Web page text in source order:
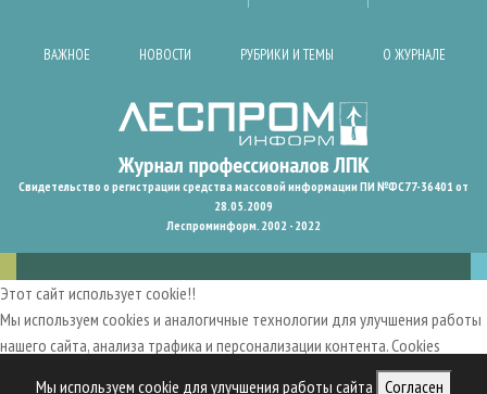
Мы используем cookie для улучшения работы сайта Согласен
ВАЖНОЕ НОВОСТИ РУБРИКИ И ТЕМЫ О ЖУРНАЛЕ
Свидетельство о регистрации средства массовой информации ПИ №ФС77-36401 от
28.05.2009
Леспроминформ. 2002 - 2022
Этот сайт использует cookie!!
Мы используем cookies и аналогичные технологии для улучшения работы
нашего сайта, анализа трафика и персонализации контента. Cookies